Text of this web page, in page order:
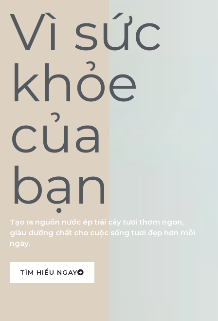
Vì sức
khỏe
của
bạn
Tạo ra nguồn nước ép trái cây tươi thơm ngon,
giàu dưỡng chất cho cuộc sống tươi đẹp hơn mỗi
ngày.
TÌM HIỂU NGAY